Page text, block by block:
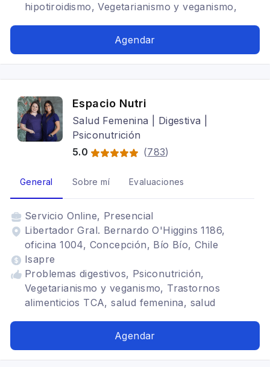
hipotiroidismo, Vegetarianismo y veganismo,
para colon irritable, Alimentación para gastritis,
Agendar
Espacio Nutri
Salud Femenina | Digestiva |
Psiconutrición
5.0
(783)
General Sobre mí Evaluaciones
Servicio Online, Presencial
Libertador Gral. Bernardo O'Higgins 1186,
oficina 1004, Concepción, Bío Bío, Chile
Isapre
Problemas digestivos, Psiconutrición,
Vegetarianismo y veganismo, Trastornos
alimenticios TCA, salud femenina, salud
SIBO, Tratamiento para anorexia nerviosa,
lactancia
Agendar